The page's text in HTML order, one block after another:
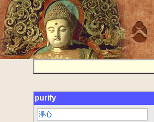
purify
淨心